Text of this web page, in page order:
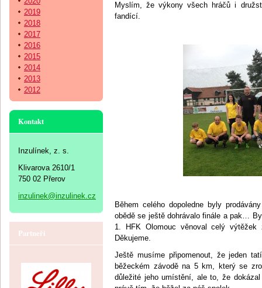
Myslím, že výkony všech hráčů i
fandící.
Během celého dopoledne byly
obědě se ještě dohrávalo finále a pak…
1. HFK Olomouc věnoval celý
Děkujeme.
Ještě musíme připomenout, že jeden
běžeckém závodě na 5 km, který se
důležité jeho umístění, ale to, že
2019
2018
2017
2016
2015
2014
2013
2012
Kontakt
Inzulínek, z. s.
Klivarova 2610/1
750 02 Přerov
inzulinek@inzulinek.cz
Partneři